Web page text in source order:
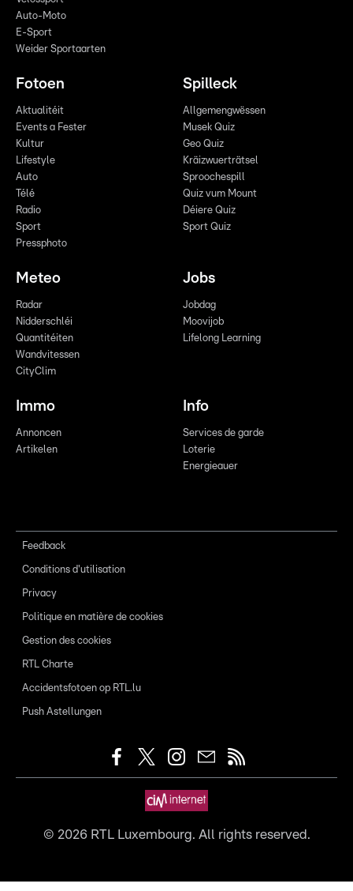
Auto-Moto
E-Sport
Weider Sportaarten
Fotoen
Aktualitéit
Events a Fester
Kultur
Lifestyle
Auto
Télé
Radio
Sport
Pressphoto
Spilleck
Allgemengwëssen
Musek Quiz
Geo Quiz
Kräizwuerträtsel
Sproochespill
Quiz vum Mount
Déiere Quiz
Sport Quiz
Meteo
Radar
Nidderschléi
Quantitéiten
Wandvitessen
CityClim
Jobs
Jobdag
Moovijob
Lifelong Learning
Immo
Annoncen
Artikelen
Info
Services de garde
Loterie
Energieauer
Feedback
Conditions d'utilisation
Privacy
Politique en matière de cookies
Gestion des cookies
RTL Charte
Accidentsfotoen op RTL.lu
Push Astellungen
© 2026RTL Luxembourg. All rights reserved.